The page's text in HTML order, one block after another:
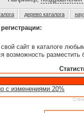
дерево каталога
свой сайт в каталоге
возможность разместить
с изменениями 20%